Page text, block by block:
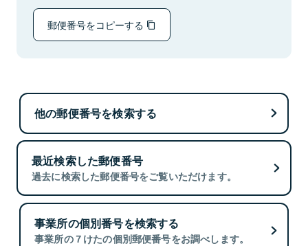
郵便番号をコピーする
他の郵便番号を検索する
最近検索した郵便番号
過去に検索した郵便番号をご覧いただけます。
事業所の個別番号を検索する
事業所の７けたの個別郵便番号をお調べします。